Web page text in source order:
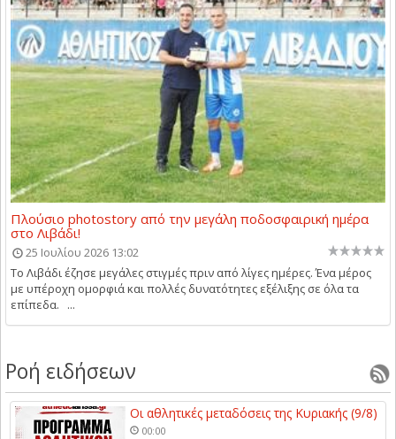
Πλούσιο photostory από την μεγάλη ποδοσφαιρική ημέρα
στο Λιβάδι!
25 Ιουλίου 2026 13:02
Το Λιβάδι έζησε μεγάλες στιγμές πριν από λίγες ημέρες. Ένα μέρος
με υπέροχη ομορφιά και πολλές δυνατότητες εξέλιξης σε όλα τα
επίπεδα. ...
Ροή ειδήσεων
Οι αθλητικές μεταδόσεις της Κυριακής (9/8)
00:00